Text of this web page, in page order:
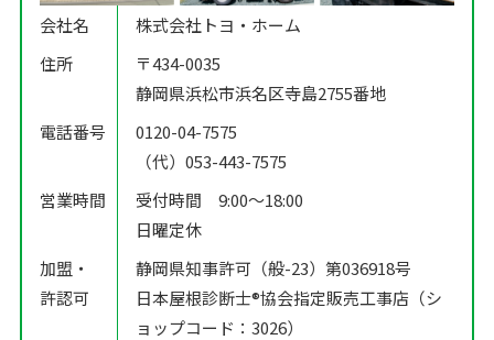
会社名
株式会社トヨ・ホーム
住所
〒434-0035
静岡県浜松市浜名区寺島2755番地
電話番号
0120-04-7575
（代）053-443-7575
営業時間
受付時間 9:00〜18:00
日曜定休
加盟・
許認可
静岡県知事許可（般-23）第036918号
日本屋根診断士®️協会指定販売工事店（シ
ョップコード：3026）